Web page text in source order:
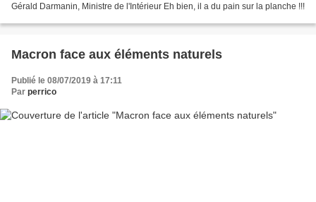
Gérald Darmanin, Ministre de l'Intérieur Eh bien, il a du pain sur la planche !!!
Macron face aux éléments naturels
Publié le 08/07/2019 à 17:11
Par perrico